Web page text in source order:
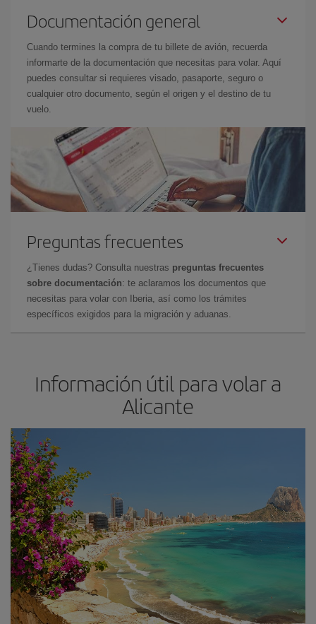
Documentación general
Cuando termines la compra de tu billete de avión, recuerda
informarte de la documentación que necesitas para volar. Aquí
puedes consultar si requieres visado, pasaporte, seguro o
cualquier otro documento, según el origen y el destino de tu
vuelo.
Preguntas frecuentes
¿Tienes dudas? Consulta nuestras preguntas frecuentes
sobre documentación: te aclaramos los documentos que
necesitas para volar con Iberia, así como los trámites
específicos exigidos para la migración y aduanas.
Información útil para volar a
Alicante